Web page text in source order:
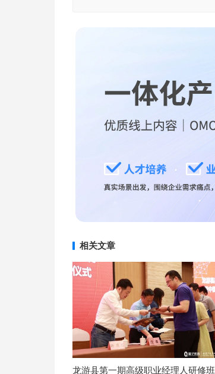
相关文章
龙游县第一期高级职业经理人研修班